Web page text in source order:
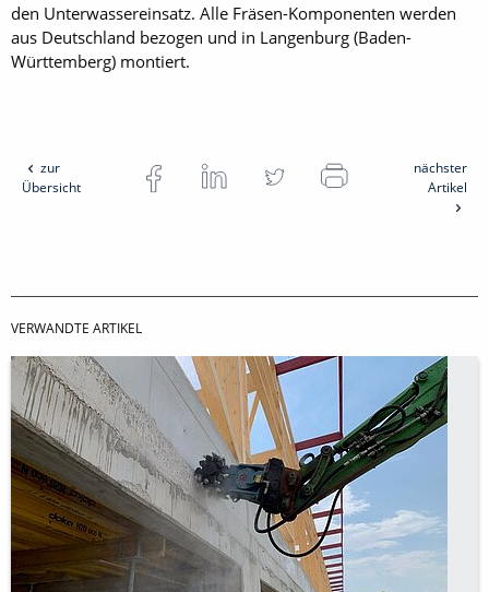
den Unterwassereinsatz. Alle Fräsen-Komponenten werden
aus Deutschland bezogen und in ­Langenburg (Baden-
Württemberg) montiert.
zur
Übersicht
nächster
Artikel
VERWANDTE ARTIKEL